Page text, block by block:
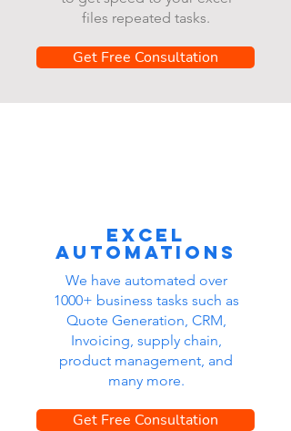
files repeated tasks.
Get Free Consultation
Excel
automations
We have automated over
1000+ business tasks such as
Quote Generation, CRM,
Invoicing, supply chain,
product management, and
many more.
Get Free Consultation